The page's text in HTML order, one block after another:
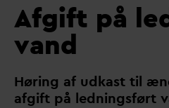
Afgift på
vand
Høring af udkast til
afgift på ledningsført v